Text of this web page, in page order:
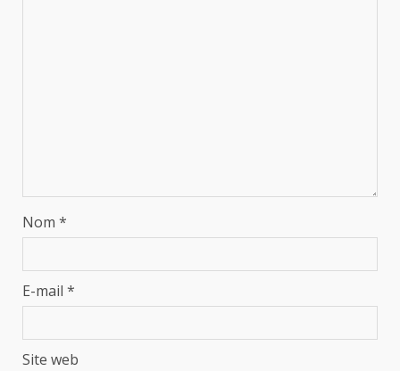
Nom *
E-mail *
Site web